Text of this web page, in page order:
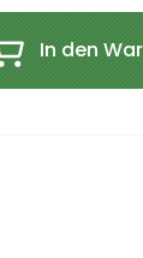
In den